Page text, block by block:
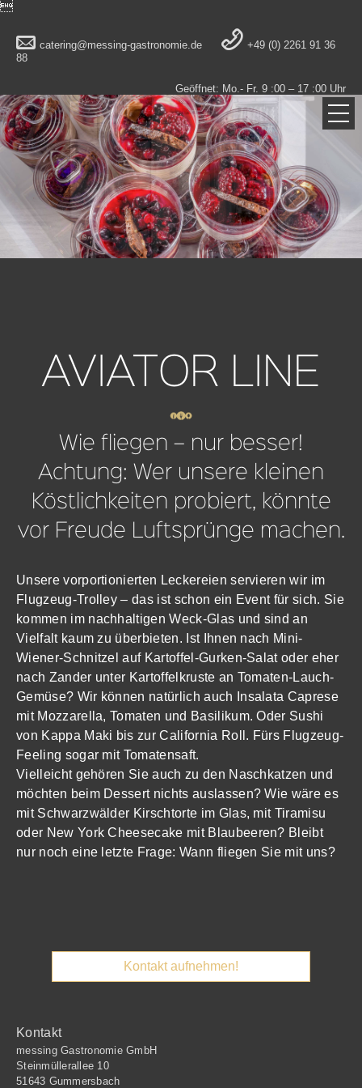

catering@messing-gastronomie.de
+49 (0) 2261 91 36
88
Geöffnet: Mo.- Fr. 9 :00 – 17 :00 Uhr
AVIATOR LINE
Wie fliegen – nur besser!
Achtung: Wer unsere kleinen
Köstlichkeiten probiert, könnte
vor Freude Luftsprünge machen.
Unsere vorportionierten Leckereien servieren wir im
Flugzeug-Trolley – das ist schon ein Event für sich. Sie
kommen im nachhaltigen Weck-Glas und sind an
Vielfalt kaum zu überbieten. Ist Ihnen nach Mini-
Wiener-Schnitzel auf Kartoffel-Gurken-Salat oder eher
nach Zander unter Kartoffelkruste an Tomaten-Lauch-
Gemüse? Wir können natürlich auch Insalata Caprese
mit Mozzarella, Tomaten und Basilikum. Oder Sushi
von Kappa Maki bis zur California Roll. Fürs Flugzeug-
Feeling sogar mit Tomatensaft.
Vielleicht gehören Sie auch zu den Naschkatzen und
möchten beim Dessert nichts auslassen? Wie wäre es
mit Schwarzwälder Kirschtorte im Glas, mit Tiramisu
oder New York Cheesecake mit Blaubeeren? Bleibt
nur noch eine letzte Frage: Wann fliegen Sie mit uns?
Kontakt aufnehmen!
Kontakt
messing Gastronomie GmbH
Steinmüllerallee 10
51643 Gummersbach